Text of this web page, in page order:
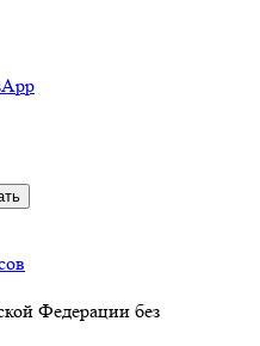
Федерации без